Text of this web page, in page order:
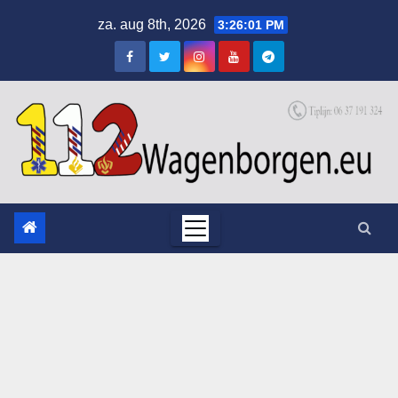
za. aug 8th, 2026 3:26:01 PM